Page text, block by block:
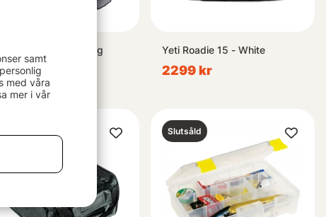
D-Box Tackle Bag
kr
Yeti Roadie 15 - White
2299 kr
Slutsåld
samt
med våra
mer i vår